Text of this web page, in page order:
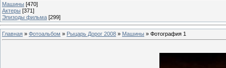
Машины [470]
Актеры [371]
Эпизоды фильма [299]
Главная » Фотоальбом » Рыцарь Дорог 2008 » Машины » Фотография 1